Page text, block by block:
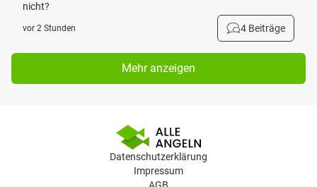
nicht?
vor 2 Stunden 4 Beiträge
Mehr anzeigen
Datenschutzerklärung
Impressum